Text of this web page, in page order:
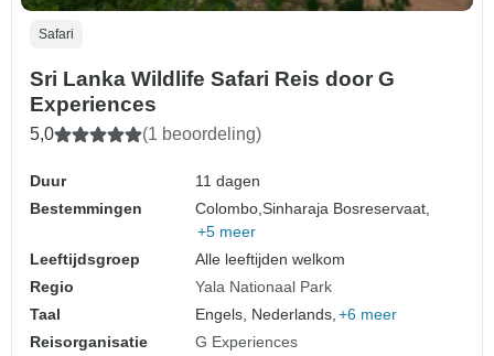
Safari
Sri Lanka Wildlife Safari Reis door G
Experiences
5,0 (1 beoordeling)
Duur
11 dagen
Bestemmingen
Colombo,Sinharaja Bosreservaat,
+5 meer
Leeftijdsgroep
Alle leeftijden welkom
Regio
Yala Nationaal Park
Taal
Engels, Nederlands, +6 meer
Reisorganisatie
G Experiences